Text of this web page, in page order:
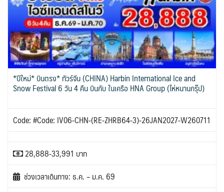
*ปีใหม่* บินตรง* ทัวร์จีน (CHINA) Harbin International Ice and
Snow Festival 6 วัน 4 คืน บินกับ ในเครือ HNA Group (ไห่หนานกรุ๊ป)
Code: #Code: IV06-CHN-(RE-ZHRB64-3)-26JAN2027-W260711
28,888-33,991 บาท
ช่วงเวลาเดินทาง: ธ.ค. – ม.ค. 69